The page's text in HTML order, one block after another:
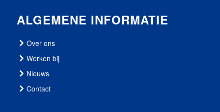
ALGEMENE INFORMATIE
Over ons
Werken bij
Nieuws
Contact